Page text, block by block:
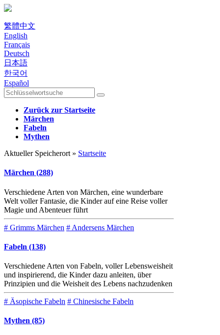
繁體中文
English
Français
Deutsch
日本語
한국어
Español
Zurück zur Startseite
Märchen
Fabeln
Mythen
Aktueller Speicherort » Startseite
Märchen (288)
Verschiedene Arten von Märchen, eine wunderbare
Welt voller Fantasie, die Kinder auf eine Reise voller
Magie und Abenteuer führt
# Grimms Märchen # Andersens Märchen
Fabeln (138)
Verschiedene Arten von Fabeln, voller Lebensweisheit
und inspirierend, die Kinder dazu anleiten, über
Prinzipien und die Weisheit des Lebens nachzudenken
# Äsopische Fabeln # Chinesische Fabeln
Mythen (85)